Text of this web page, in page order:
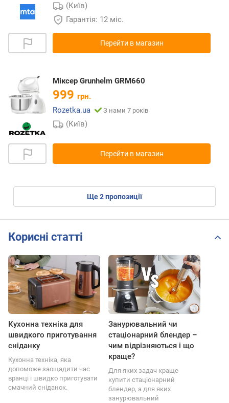
(Київ)
Гарантія: 12 міс.
Перейти в магазин
Міксер Grunhelm GRM660
999 грн.
Rozetka.ua
З нами 7 років
(Київ)
Перейти в магазин
ще2пропозиції
Корисні статті
Кухонна техніка для
швидкого приготування
сніданку
Кухонна техніка, яка
допоможе заощадити час
вранці і швидко приготувати
смачний сніданок.
Занурювальний чи
стаціонарний блендер –
чим відрізняються і що
краще?
Для яких задач краще
купити стаціонарний
блендер, а для яких
занурювальний